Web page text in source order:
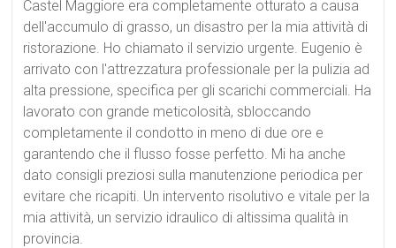
Castel Maggiore era completamente otturato a causa
dell'accumulo di grasso, un disastro per la mia attività di
ristorazione. Ho chiamato il servizio urgente. Eugenio è
arrivato con l'attrezzatura professionale per la pulizia ad
alta pressione, specifica per gli scarichi commerciali. Ha
lavorato con grande meticolosità, sbloccando
completamente il condotto in meno di due ore e
garantendo che il flusso fosse perfetto. Mi ha anche
dato consigli preziosi sulla manutenzione periodica per
evitare che ricapiti. Un intervento risolutivo e vitale per la
mia attività, un servizio idraulico di altissima qualità in
provincia.